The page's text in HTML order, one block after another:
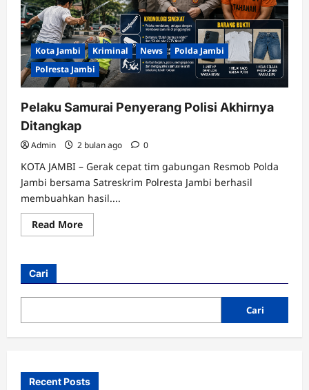
Kota Jambi Kriminal News
Polda Jambi
Polresta Jambi
Pelaku Samurai Penyerang Polisi Akhirnya
Ditangkap
Admin 2 bulan ago 0
KOTA JAMBI – Gerak cepat tim gabungan Resmob Polda
Jambi bersama Satreskrim Polresta Jambi berhasil
membuahkan hasil....
Read MoreRead
more
Polisi
Ditangkap
Cari
Cari
Recent Posts